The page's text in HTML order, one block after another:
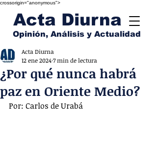
crossorigin="anonymous">
Acta Diurna
Opinión, Análisis y Actualidad
¿Por qué nunca habrá
paz en Oriente Medio?
Acta Diurna
12 ene 20247 min de lectura
Por: Carlos de Urabá